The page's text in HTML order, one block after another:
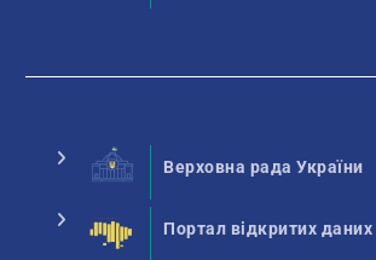
Верховна рада України
Портал відкритих даних